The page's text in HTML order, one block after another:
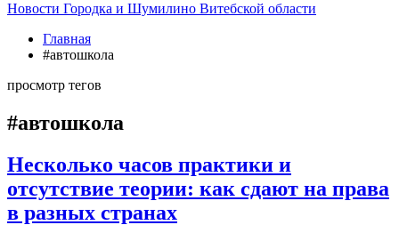
Новости Городка и Шумилино Витебской области
Главная
#автошкола
просмотр тегов
#автошкола
Несколько часов практики и
отсутствие теории: как сдают на права
в разных странах